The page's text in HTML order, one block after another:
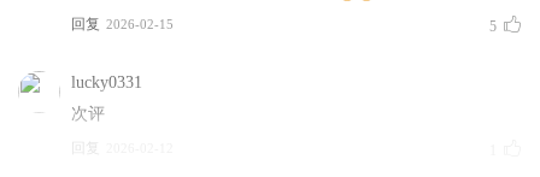
回复 2026-02-15 5
lucky0331
次评
回复